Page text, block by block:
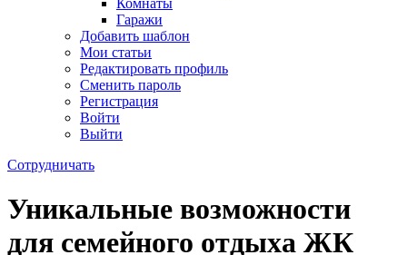
Комнаты
Гаражи
Добавить шаблон
Мои статьи
Редактировать профиль
Сменить пароль
Регистрация
Войти
Выйти
Сотрудничать
Уникальные возможности
для семейного отдыха ЖК